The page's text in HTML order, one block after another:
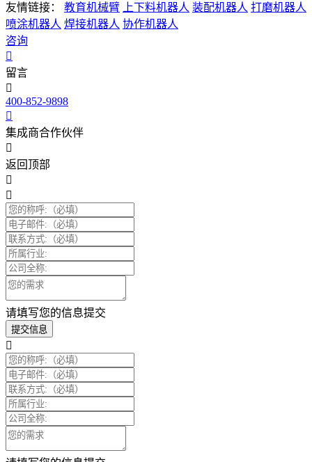
友情链接：
教育机械臂 上下料机器人 装配机器人 打磨机器人
喷涂机器人 焊接机器人 协作机器人
咨询
留言
400-852-9898
集成商合作伙伴
返回顶部
请填写您的信息提交
提交信息